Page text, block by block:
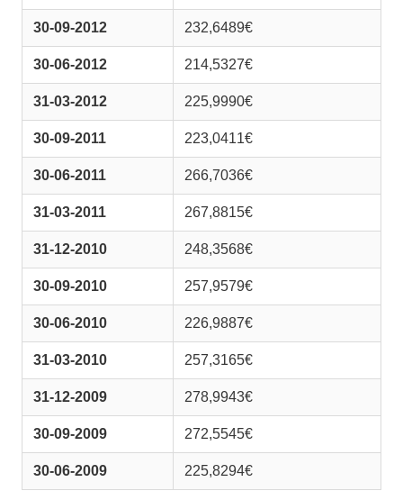
30-09-2012 232,6489€
30-06-2012 214,5327€
31-03-2012 225,9990€
30-09-2011 223,0411€
30-06-2011 266,7036€
31-03-2011 267,8815€
31-12-2010 248,3568€
30-09-2010 257,9579€
30-06-2010 226,9887€
31-03-2010 257,3165€
31-12-2009 278,9943€
30-09-2009 272,5545€
30-06-2009 225,8294€